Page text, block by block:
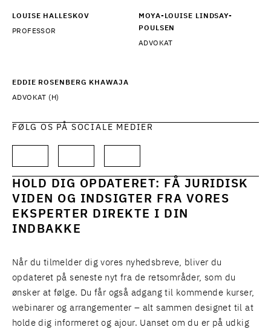
LOUISE HALLESKOV
PROFESSOR
MOYA-LOUISE LINDSAY-
POULSEN
ADVOKAT
EDDIE ROSENBERG KHAWAJA
ADVOKAT (H)
FØLG OS PÅ SOCIALE MEDIER
HOLD DIG OPDATERET: FÅ JURIDISK
VIDEN OG INDSIGTER FRA VORES
EKSPERTER DIREKTE I DIN
INDBAKKE
Når du tilmelder dig vores nyhedsbreve, bliver du
opdateret på seneste nyt fra de retsområder, som du
ønsker at følge. Du får også adgang til kommende kurser,
webinarer og arrangementer – alt sammen designet til at
holde dig informeret og ajour. Uanset om du er på udkig